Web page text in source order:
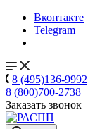
Вконтакте
Telegram
8 (495)136-9992
8 (800)700-2738
Заказать звонок